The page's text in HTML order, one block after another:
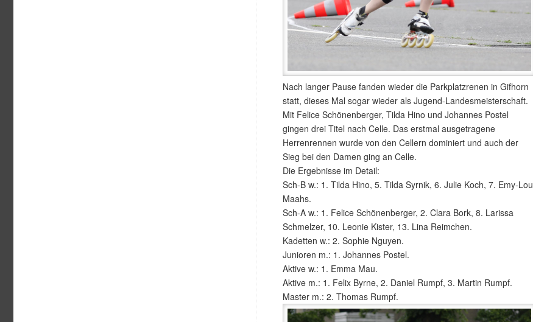
Nach langer Pause fanden wieder die Parkplatzrenen in Gifhorn
statt, dieses Mal sogar wieder als Jugend-Landesmeisterschaft.
Mit Felice Schönenberger, Tilda Hino und Johannes Postel
gingen drei Titel nach Celle. Das erstmal ausgetragene
Herrenrennen wurde von den Cellern dominiert und auch der
Sieg bei den Damen ging an Celle.
Die Ergebnisse im Detail:
Sch-B w.: 1. Tilda Hino, 5. Tilda Syrnik, 6. Julie Koch, 7. Emy-Lou
Maahs.
Sch-A w.: 1. Felice Schönenberger, 2. Clara Bork, 8. Larissa
Schmelzer, 10. Leonie Kister, 13. Lina Reimchen.
Kadetten w.: 2. Sophie Nguyen.
Junioren m.: 1. Johannes Postel.
Aktive w.: 1. Emma Mau.
Aktive m.: 1. Felix Byrne, 2. Daniel Rumpf, 3. Martin Rumpf.
Master m.: 2. Thomas Rumpf.